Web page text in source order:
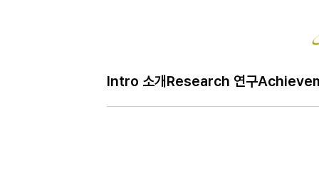
Intro 소개 Research 연구